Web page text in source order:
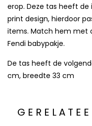
erop. Deze tas heeft de
print design, hierdoor
items. Match hem met
Fendi babypakje.
De tas heeft de
cm, breedte 33 cm